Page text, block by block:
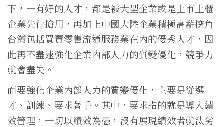
下，一有好的人才，都是被大型企業或是上市上櫃
企業先行搶用，再加上中國大陸企業積極高薪挖角
台灣包括買賣零售流通服務業在內的優秀人才，因
此再不盡速強化企業內部人力的質變優化，競爭力
就會盡失。
而要強化企業內部人力的質變優化，主要是從選
才、訓練、要求著手。其中，要求指的就是導入績
效管理，一切以績效為憑，沒有展現績效者就汰劣